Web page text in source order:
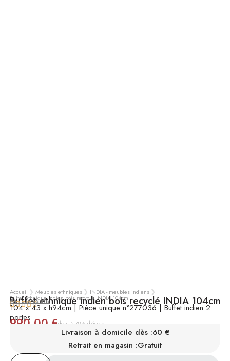
Accueil Meubles ethniques INDIA - meubles indiens
Buffet ethnique indien bois recyclé INDIA 104cm
Buffet ethnique indien bois recyclé INDIA 104cm

voir tous les avis
104 x 43 x h94cm | Pièce unique n°277036 | Buffet indien 2
portes
990,00 €dont 5,78 € d'éco-partTTC
INDISPONIBLE
Livraison à domicile dès :60 €
Retrait en magasin :Gratuit